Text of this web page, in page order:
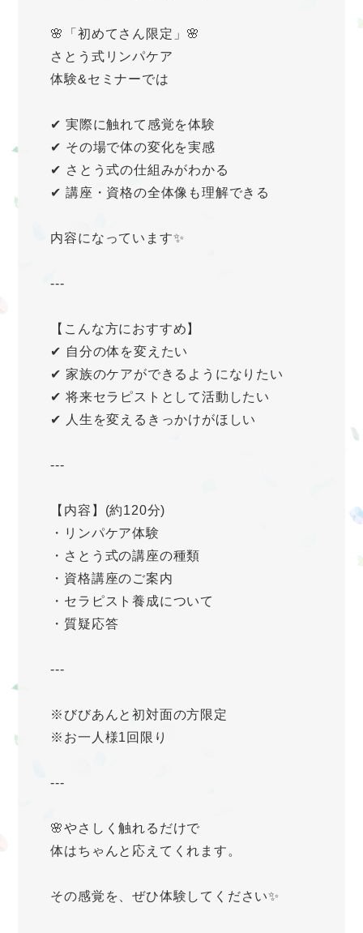
🌸「初めてさん限定」🌸
さとう式リンパケア
体験&セミナーでは
✔ 実際に触れて感覚を体験
✔ その場で体の変化を実感
✔ さとう式の仕組みがわかる
✔ 講座・資格の全体像も理解できる
内容になっています✨
---
【こんな方におすすめ】
✔ 自分の体を変えたい
✔ 家族のケアができるようになりたい
✔ 将来セラピストとして活動したい
✔ 人生を変えるきっかけがほしい
---
【内容】(約120分)
・リンパケア体験
・さとう式の講座の種類
・資格講座のご案内
・セラピスト養成について
・質疑応答
---
※びびあんと初対面の方限定
※お一人様1回限り
---
🌸やさしく触れるだけで
体はちゃんと応えてくれます。
その感覚を、ぜひ体験してください✨